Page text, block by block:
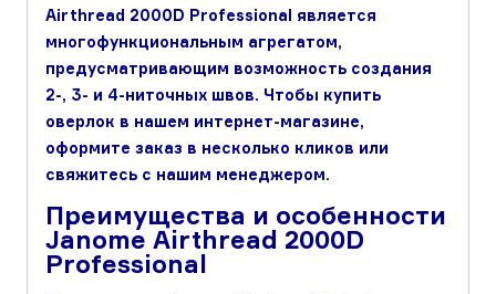
Airthread 2000D Professional является
многофункциональным агрегатом,
предусматривающим возможность создания
2-, 3- и 4-ниточных швов. Чтобы купить
оверлок в нашем интернет-магазине,
оформите заказ в несколько кликов или
свяжитесь с нашим менеджером.
Преимущества и особенности
Janome Airthread 2000D
Professional